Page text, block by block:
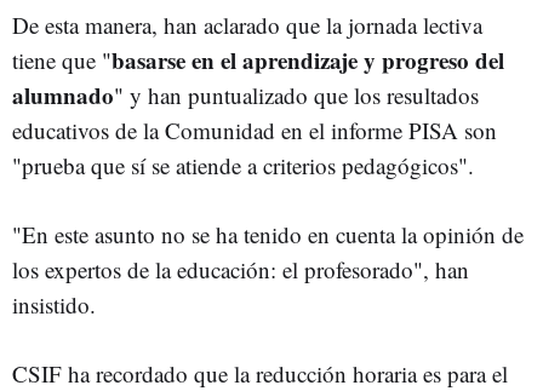
De esta manera, han aclarado que la jornada lectiva
tiene que "basarse en el aprendizaje y progreso del
alumnado" y han puntualizado que los resultados
educativos de la Comunidad en el informe PISA son
"prueba que sí se atiende a criterios pedagógicos".
"En este asunto no se ha tenido en cuenta la opinión de
los expertos de la educación: el profesorado", han
insistido.
CSIF ha recordado que la reducción horaria es para el